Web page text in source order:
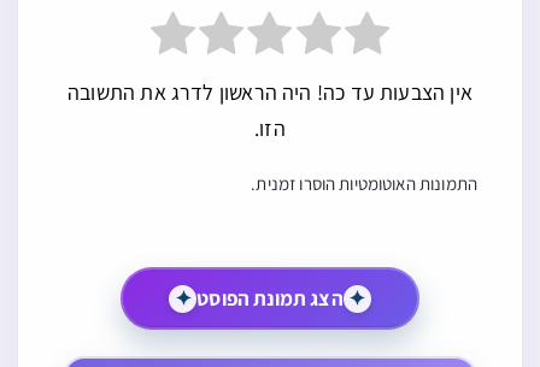
אין הצבעות עד כה! היה הראשון לדרג את התשובה
הזו.
התמונות האוטומטיות הוסרו זמנית.
✦ הצג תמונת הפוסט ✦